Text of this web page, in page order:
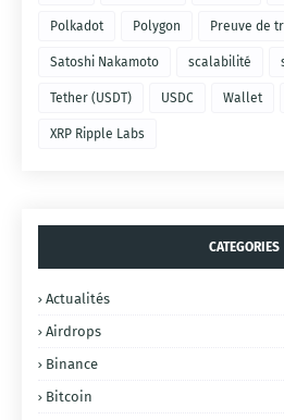
Polkadot Polygon Preuve de
Satoshi Nakamoto scalabilité
Tether (USDT) USDC Wallet
XRP Ripple Labs
CATEGORIES
Actualités
Airdrops
Binance
Bitcoin